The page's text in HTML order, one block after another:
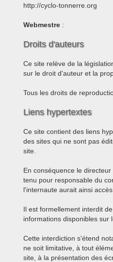
http://cyclo-tonnerre.org
Webmestre :
Droits d'auteurs
Ce site relève de la
sur le droit d'auteur et la
Tous les droits de
Liens hypertextes
Ce site contient des liens
des sites qui ne sont pas
site.
En conséquence le
tenu pour responsable du
l'internaute aurait ainsi accès.
Il est formellement interdit
informations disponibles sur
Cette interdiction s'étend
ne soit limitative, à tout
site, à la présentation des